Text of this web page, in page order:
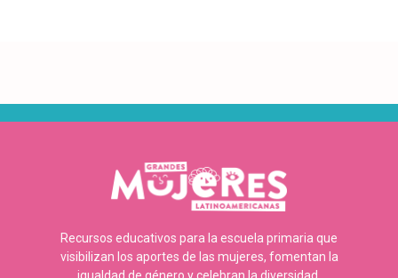
Recursos educativos para la escuela primaria que
visibilizan los aportes de las mujeres, fomentan la
igualdad de género y celebran la diversidad.